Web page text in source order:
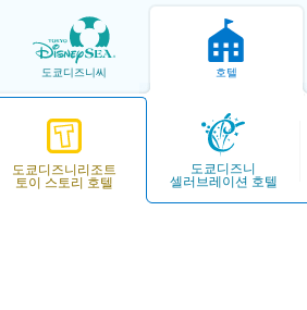
도쿄디즈니씨 호텔
도쿄디즈니리조트
토이 스토리 호텔
도쿄디즈니
셀러브레이션 호텔